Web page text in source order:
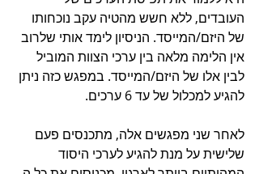
העובדים, ללא חשש מהטיה עקב נוכחותו
של היזם/המייסד. הניסיון לימד אותי שלרוב
אין הלימה מלאה בין ערכי הצוות המוביל
לבין אלו של היזם/המייסד. במפגש כזה ניתן
להגיע למכלול של עד 6 ערכים.
לאחר שני מפגשים אלה, מתכנסים פעם
שלישית על מנת להגיע לערכי היסוד